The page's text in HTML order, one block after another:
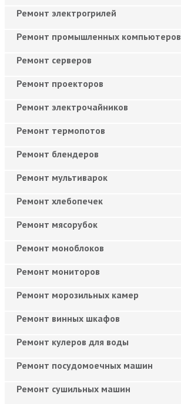
Ремонт электрогрилей
Ремонт промышленных компьютеров
Ремонт серверов
Ремонт проекторов
Ремонт электрочайников
Ремонт термопотов
Ремонт блендеров
Ремонт мультиварок
Ремонт хлебопечек
Ремонт мясорубок
Ремонт моноблоков
Ремонт мониторов
Ремонт морозильных камер
Ремонт винных шкафов
Ремонт кулеров для воды
Ремонт посудомоечных машин
Ремонт сушильных машин